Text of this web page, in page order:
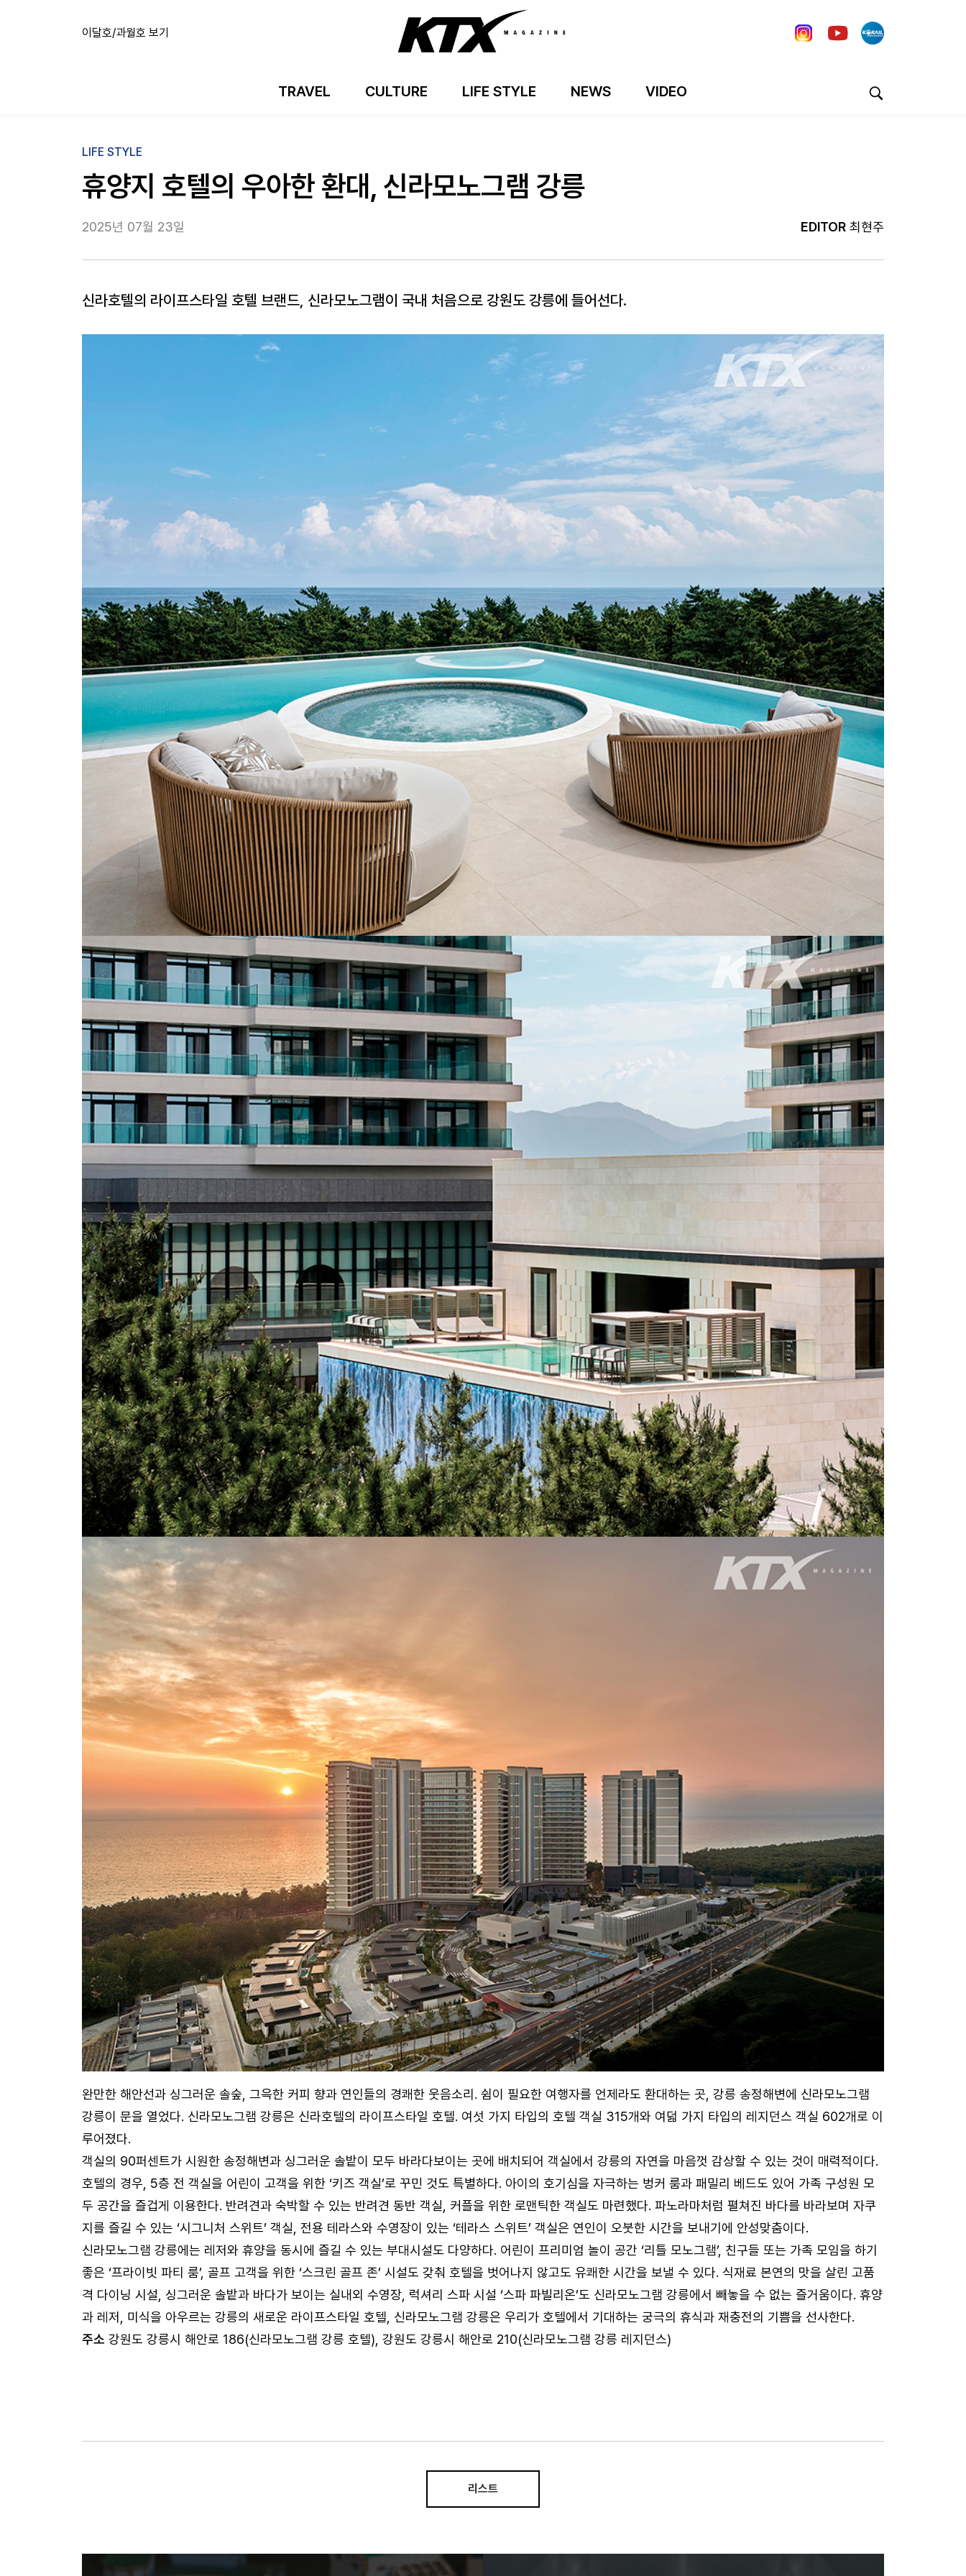
이달호/과월호 보기
TRAVEL CULTURE LIFE STYLE NEWS VIDEO
LIFE STYLE
휴양지 호텔의 우아한 환대, 신라모노그램 강릉
2025년 07월 23일 EDITOR 최현주
신라호텔의 라이프스타일 호텔 브랜드, 신라모노그램이 국내 처음으로 강원도 강릉에 들어선다.
완만한 해안선과 싱그러운 솔숲, 그윽한 커피 향과 연인들의 경쾌한 웃음소리. 쉼이 필요한 여행자를 언제라도 환대하는 곳, 강릉 송정해변에 신라모노그램
강릉이 문을 열었다. 신라모노그램 강릉은 신라호텔의 라이프스타일 호텔. 여섯 가지 타입의 호텔 객실 315개와 여덟 가지 타입의 레지던스 객실 602개로 이
루어졌다.
객실의 90퍼센트가 시원한 송정해변과 싱그러운 솔밭이 모두 바라다보이는 곳에 배치되어 객실에서 강릉의 자연을 마음껏 감상할 수 있는 것이 매력적이다.
호텔의 경우, 5층 전 객실을 어린이 고객을 위한 ‘키즈 객실’로 꾸민 것도 특별하다. 아이의 호기심을 자극하는 벙커 룸과 패밀리 베드도 있어 가족 구성원 모
두 공간을 즐겁게 이용한다. 반려견과 숙박할 수 있는 반려견 동반 객실, 커플을 위한 로맨틱한 객실도 마련했다. 파노라마처럼 펼쳐진 바다를 바라보며 자쿠
지를 즐길 수 있는 ‘시그니처 스위트’ 객실, 전용 테라스와 수영장이 있는 ‘테라스 스위트’ 객실은 연인이 오붓한 시간을 보내기에 안성맞춤이다.
신라모노그램 강릉에는 레저와 휴양을 동시에 즐길 수 있는 부대시설도 다양하다. 어린이 프리미엄 놀이 공간 ‘리틀 모노그램’, 친구들 또는 가족 모임을 하기
좋은 ‘프라이빗 파티 룸’, 골프 고객을 위한 ‘스크린 골프 존’ 시설도 갖춰 호텔을 벗어나지 않고도 유쾌한 시간을 보낼 수 있다. 식재료 본연의 맛을 살린 고품
격 다이닝 시설, 싱그러운 솔밭과 바다가 보이는 실내외 수영장, 럭셔리 스파 시설 ‘스파 파빌리온’도 신라모노그램 강릉에서 빼놓을 수 없는 즐거움이다. 휴양
과 레저, 미식을 아우르는 강릉의 새로운 라이프스타일 호텔, 신라모노그램 강릉은 우리가 호텔에서 기대하는 궁극의 휴식과 재충전의 기쁨을 선사한다.
주소 강원도 강릉시 해안로 186(신라모노그램 강릉 호텔), 강원도 강릉시 해안로 210(신라모노그램 강릉 레지던스)
리스트